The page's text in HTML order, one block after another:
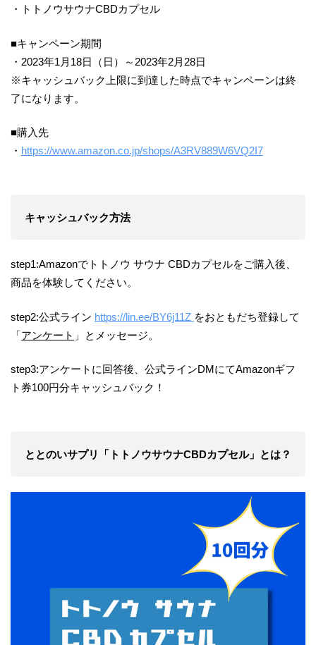
・トトノウサウナCBDカプセル
■キャンペーン期間
・2023年1月18日（日）～2023年2月28日
※キャッシュバック上限に到達した時点でキャンペーンは終
了になります。
■購入先
・ https://www.amazon.co.jp/shops/A3RV889W6VQ2I7
キャッシュバック方法
step1:Amazonでトトノウ サウナ CBDカプセルをご購入後、
商品を体験してください。
step2:公式ライン https://lin.ee/BY6j11Z をおともだち登録して
「アンケート 」とメッセージ。
step3:アンケートに回答後、公式ラインDMにてAmazonギフ
ト券100円分キャッシュバック！
ととのいサプリ「トトノウサウナCBDカプセル」とは？